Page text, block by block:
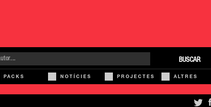
BUSCAR
PACKS NOTÍCIES PROJECTES ALTRES